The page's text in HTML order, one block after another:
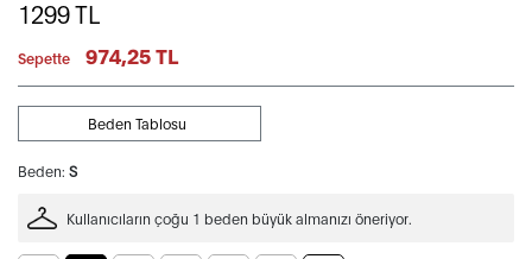
1299TL
Sepette 974,25 TL
Beden: S
Beden Tablosu
Kullanıcıların çoğu 1 beden büyük almanızı öneriyor.